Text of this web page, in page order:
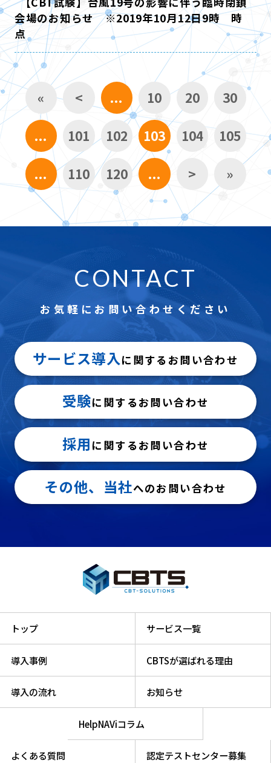
会場のお知らせ ※2019年10月12日9時 時
点
« < ... 10 20 30
... 101 102 103 104 105
... 110 120 ... > »
CONTACT
お気軽にお問い合わせください
サービス導入に関するお問い合わせ
受験に関するお問い合わせ
採用 に関するお問い合わせ
その他、当社へのお問い合わせ
トップ サービス一覧
導入事例 CBTSが選ばれる理由
導入の流れ お知らせ
HelpNAViコラム
よくある質問 認定テストセンター募集